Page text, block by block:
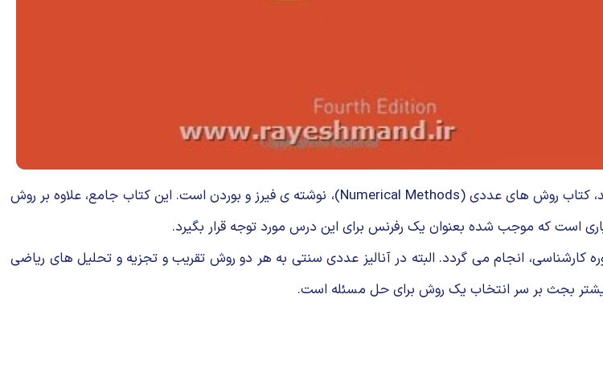
یکی از کتابهای مرجع مفید برای درس محاسبات عددی پیشرفته دوره ی کارشناسی ارشد، کتاب روش های عددی (Numerical Methods)، نوشته ی فیرز و بوردن است. این کتاب جامع، علاوه بر روش
است که موجب شده بعنوان یک رفرنس برای این درس مورد توجه قرار بگیرد.
انجام می گردد. البته در آنالیز عددی سنتی به هر دو روش تقریب و تجزیه و تحلیل های ریاضی
بجث بر سر انتخاب یک روش برای حل مسئله است.